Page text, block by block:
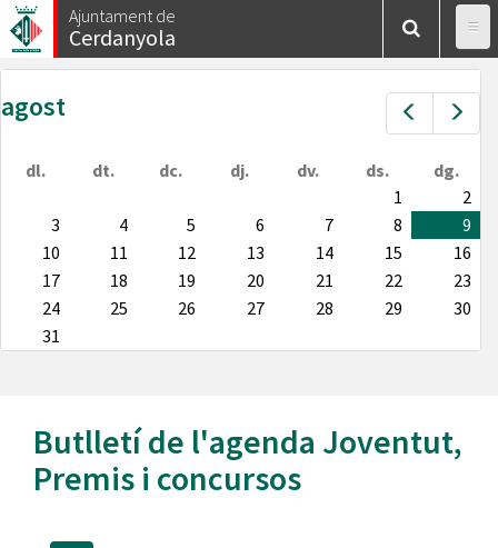
Vés
al
contingut
Ajuntament de
Cerdanyola
Prev
agost
dl. dt. dc. dj. dv. ds.
dg.
1
2
3
4 5 6 7 8
9
10
11 12 13 14 15
16
17
18 19 20 21 22
23
24
25 26 27 28 29
30
31
Butlletí de l'agenda Joventut,
Premis i concursos